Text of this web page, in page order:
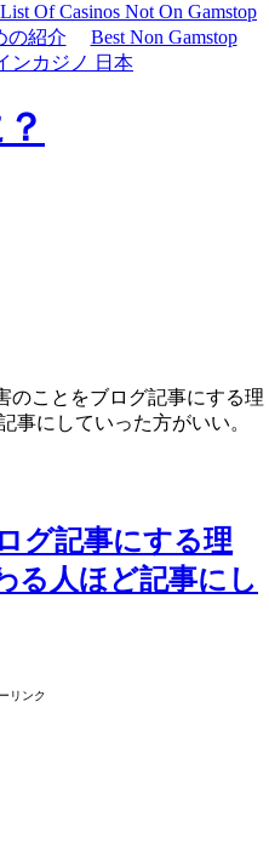
List Of Casinos Not On Gamstop
の紹介
Best Non Gamstop
ンカジノ 日本
のことをブログ記事にする理
事にしていった方がいい。
グ記事にする理
る人ほど記事にし
リンク